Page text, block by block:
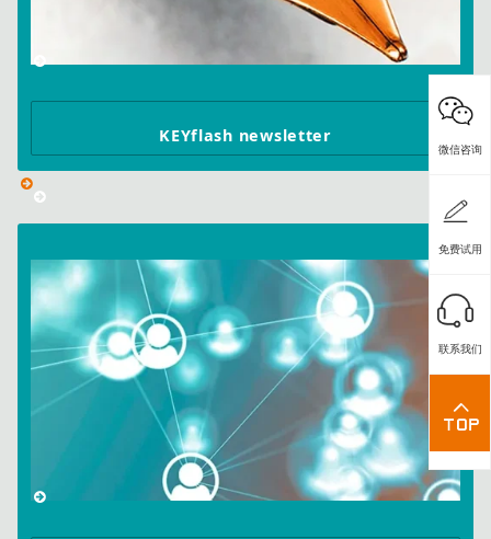
KEYflash newsletter
微信咨询
免费试用
联系我们